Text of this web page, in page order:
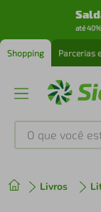
até
Shopping Parcerias
O que você está
Livros